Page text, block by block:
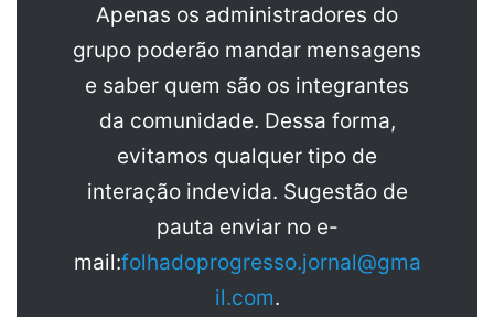
Apenas os administradores do
grupo poderão mandar mensagens
e saber quem são os integrantes
da comunidade. Dessa forma,
evitamos qualquer tipo de
interação indevida. Sugestão de
pauta enviar no e-
mail:folhadoprogresso.jornal@gma
il.com.